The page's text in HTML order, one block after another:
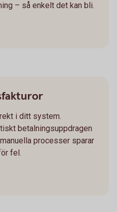
– så enkelt det kan bli.
i ditt system.
betalningsuppdragen
processer sparar
fel.